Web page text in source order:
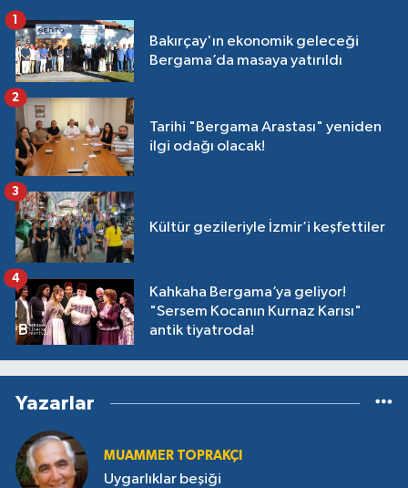
Bakırçay'ın ekonomik geleceği
Bergama’da masaya yatırıldı
1
Tarihi "Bergama Arastası" yeniden
ilgi odağı olacak!
2
Kültür gezileriyle İzmir’i keşfettiler
3
Kahkaha Bergama’ya geliyor!
"Sersem Kocanın Kurnaz Karısı"
antik tiyatroda!
4
Yazarlar
MUAMMER TOPRAKÇI
Uygarlıklar beşiği